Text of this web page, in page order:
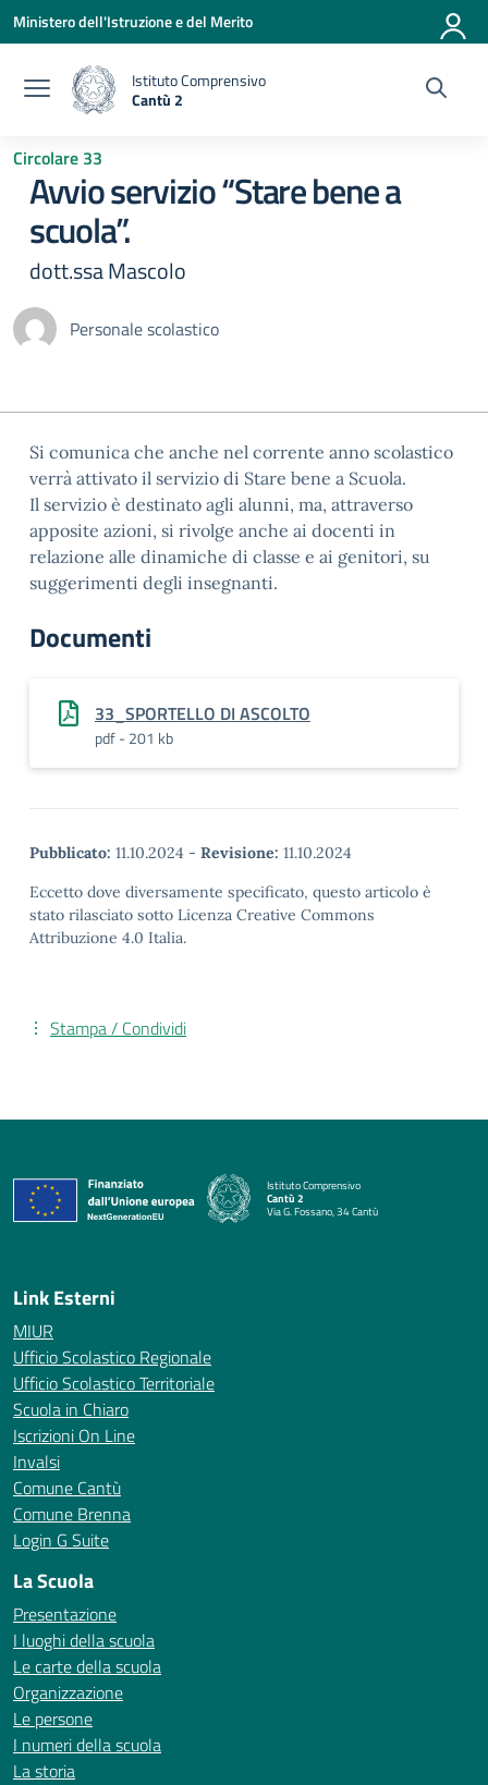
Vai ai contenuti
Vai al menu di navigazione
Vai al footer
Ministero dell'Istruzione e del Merito
Istituto Comprensivo
Cantù 2
Circolare 33
Avvio servizio “Stare bene a
scuola”.
dott.ssa Mascolo
Personale scolastico
Si comunica che anche nel corrente anno scolastico
verrà attivato il servizio di Stare bene a Scuola.
Il servizio è destinato agli alunni, ma, attraverso
apposite azioni, si rivolge anche ai docenti in
relazione alle dinamiche di classe e ai genitori, su
suggerimenti degli insegnanti.
Documenti
33_SPORTELLO DI ASCOLTO
pdf - 201 kb
Pubblicato: 11.10.2024 - Revisione: 11.10.2024
Eccetto dove diversamente specificato, questo articolo è
stato rilasciato sotto Licenza Creative Commons
Attribuzione 4.0 Italia.
Stampa / Condividi
Istituto Comprensivo
Cantù 2
Via G. Fossano, 34 Cantù
— Visita la pagina iniziale della scuola
Link Esterni
MIUR
Ufficio Scolastico Regionale
Ufficio Scolastico Territoriale
Scuola in Chiaro
Iscrizioni On Line
Invalsi
Comune Cantù
Comune Brenna
Login G Suite
La Scuola
Presentazione
I luoghi della scuola
Le carte della scuola
Organizzazione
Le persone
I numeri della scuola
La storia